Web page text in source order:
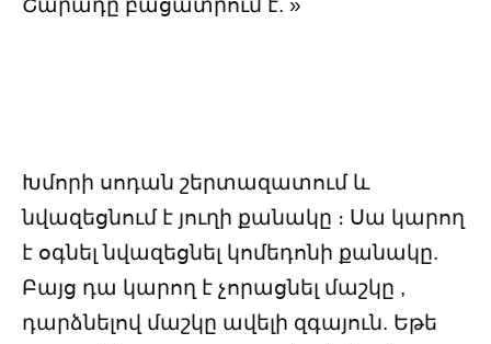
Շարադը բացատրում է. »
Խմորի սոդան շերտազատում և
նվազեցնում է յուղի քանակը ։ Սա կարող
է օգնել նվազեցնել կոմեդոնի քանակը.
Բայց դա կարող է չորացնել մաշկը ,
դարձնելով մաշկը ավելի զգայուն. Եթե